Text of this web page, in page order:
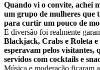
Quando vi o convite, achei
um grupo de mulheres que
para curtir um pouco de
E diversão foi realmente
Blackjack, Crabs e Roleta e
esperavam pelos
servidos com cocktails e
Música e moderação ficaram